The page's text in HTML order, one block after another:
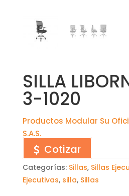
SILLA
3-1020
Productos Modular Su
S.A.S.
Cotizar
Categorías: Sillas, Sillas
Ejecutivas, silla, Sillas